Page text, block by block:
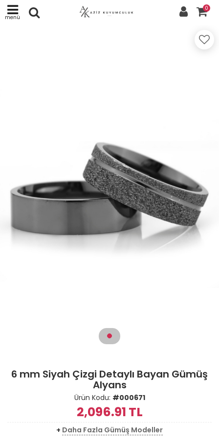
menü
0
6 mm Siyah Çizgi Detaylı Bayan Gümüş
Alyans
Ürün Kodu: #000671
2,096.91 TL
+ Daha Fazla Gümüş Modeller